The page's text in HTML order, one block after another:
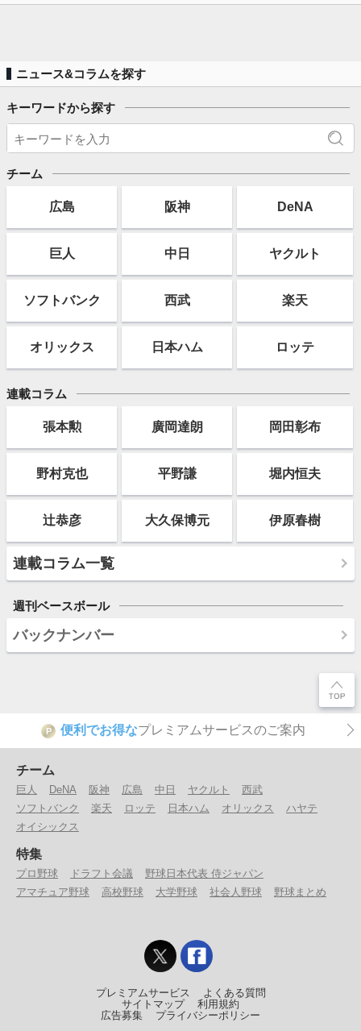
ニュース&コラムを探す
キーワードから探す
チーム
広島 阪神 DeNA
巨人 中日 ヤクルト
ソフトバンク 西武 楽天
オリックス 日本ハム ロッテ
連載コラム
張本勲 廣岡達朗 岡田彰布
野村克也 平野謙 堀内恒夫
辻恭彦 大久保博元 伊原春樹
連載コラム一覧
週刊ベースボール
バックナンバー
P 便利でお得なプレミアムサービスのご案内
チーム
巨人 DeNA 阪神 広島 中日 ヤクルト
西武
ソフトバンク
楽天 ロッテ 日本ハム オリックス
ハヤテ
オイシックス
特集
プロ野球 ドラフト会議
野球日本代表 侍ジャパン
アマチュア野球
高校野球 大学野球 社会人野球 野球まとめ
プレミアムサービス
よくある質問
サイトマップ
利用規約
広告募集
プライバシーポリシー